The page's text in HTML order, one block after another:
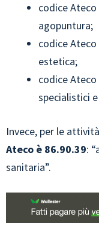
codice
agopuntura;
codice
estetica;
codice
specialistici
Invece, per le attività
Ateco è 86.90.39:
sanitaria”.